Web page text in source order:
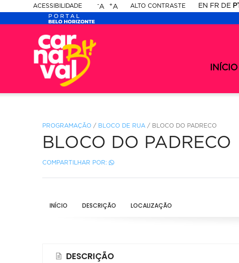
ACESSIBILIDADE
PORTAL
BELO
HORIZONTE
-A +A ALTO CONTRASTE EN FR DE PT
2026
2026
INÍCIO
PROGRAMAÇÃO / BLOCO DE RUA / BLOCO DO PADRECO
BLOCO DO PADRECO
COMPARTILHAR POR:
INÍCIO DESCRIÇÃO LOCALIZAÇÃO
DESCRIÇÃO